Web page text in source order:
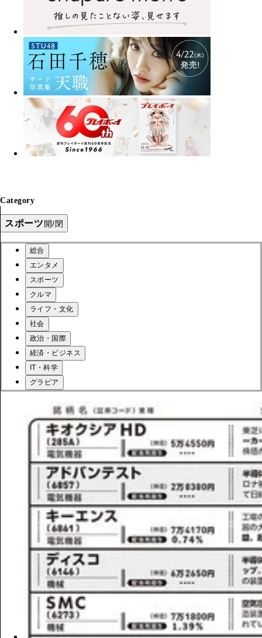
Category
スポーツ開/閉
総合
エンタメ
スポーツ
クルマ
ライフ・文化
社会
政治・国際
経済・ビジネス
IT・科学
グラビア